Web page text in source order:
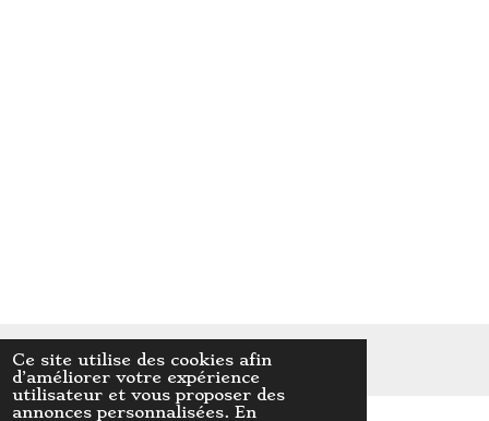
Ce site utilise des cookies afin
d’améliorer votre expérience
utilisateur et vous proposer des
annonces personnalisées. En
© 2022 Au cœur de l'animal
Propulsé par Webador